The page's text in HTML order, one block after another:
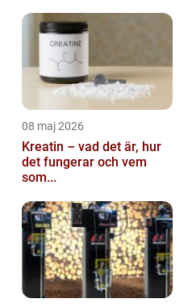
08 maj 2026
Kreatin – vad det är, hur
det fungerar och vem
som...